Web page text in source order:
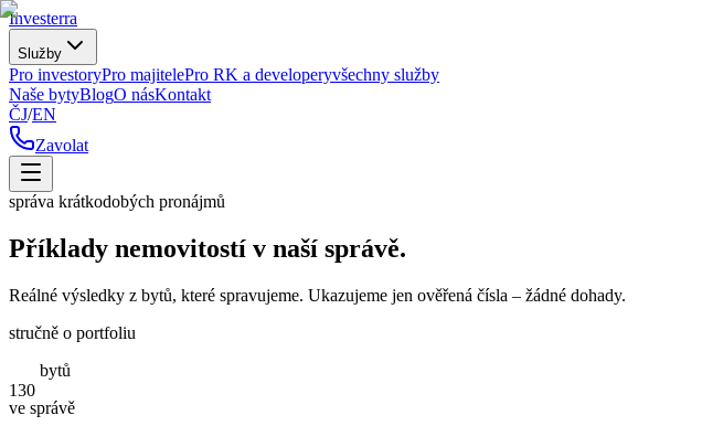
Investerra
Služby
Pro investoryPro majitelePro RK a developeryvšechny služby
Naše bytyBlogO násKontakt
ČJ/EN
Zavolat
správa krátkodobých pronájmů
Příklady nemovitostí v naší správě.
Reálné výsledky z bytů, které spravujeme. Ukazujeme jen ověřená čísla – žádné dohady.
stručně o portfoliu
130
bytů
ve správě